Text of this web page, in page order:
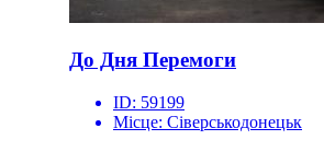
До Дня Перемоги
ID: 59199
Місце: Сіверськодонецьк